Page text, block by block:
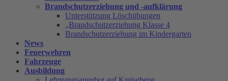
Brandschutzerziehung und -aufklärung
Unterstützung Löschübungen
„Brandschutzerziehung Klasse 4
Brandschutzerziehung im Kindergarten
News
Feuerwehren
Fahrzeuge
Ausbildung